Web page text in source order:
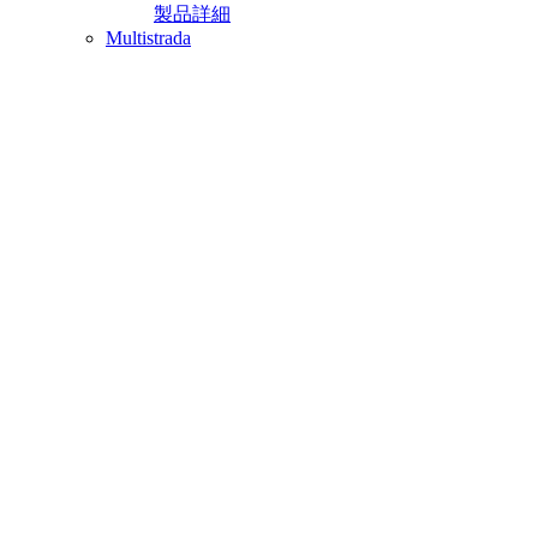
製品詳細
Multistrada